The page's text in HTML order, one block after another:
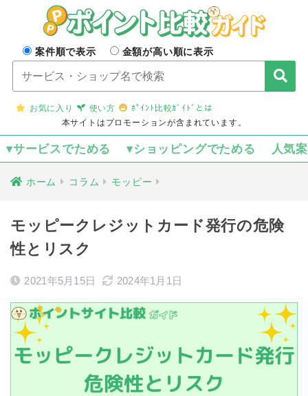
案件順で表示 金額が高い順に表示
お気に入り 使い方
ﾎﾟｲﾝﾄ比較ｶﾞｲﾄﾞとは
本サイトはプロモーションが含まれています。
▾サービスでためる ▾ショッピングでためる 人気
ホーム コラム モッピー
モッピークレジットカード発行の危険
性とリスク
2021年5月15日 2024年1月1日